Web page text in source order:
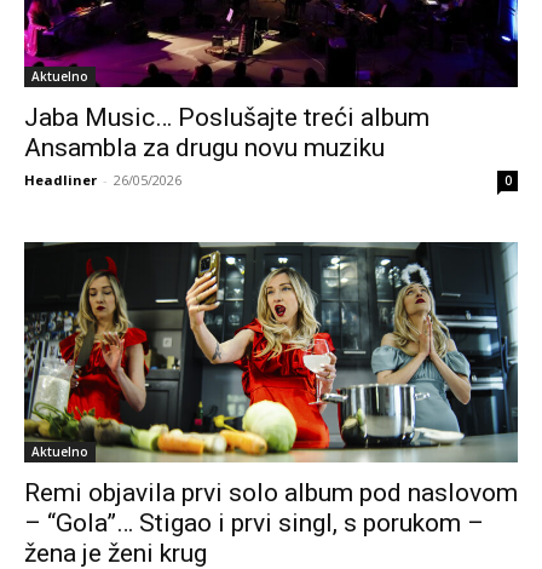
Aktuelno
Jaba Music… Poslušajte treći album
Ansambla za drugu novu muziku
Headliner - 26/05/2026 0
Aktuelno
Remi objavila prvi solo album pod naslovom
– “Gola”… Stigao i prvi singl, s porukom –
žena je ženi krug